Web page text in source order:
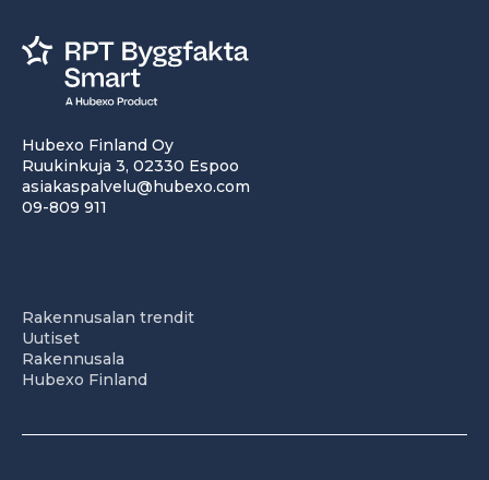
Hubexo Finland Oy
Ruukinkuja 3, 02330 Espoo
asiakaspalvelu@hubexo.com
09-809 911
Rakennusalan trendit
Uutiset
Rakennusala
Hubexo Finland